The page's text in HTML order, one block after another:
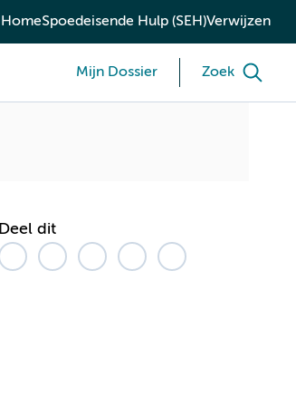
HomeSpoedeisende Hulp (SEH)Verwijzen
Mijn Dossier Zoek
Deel dit